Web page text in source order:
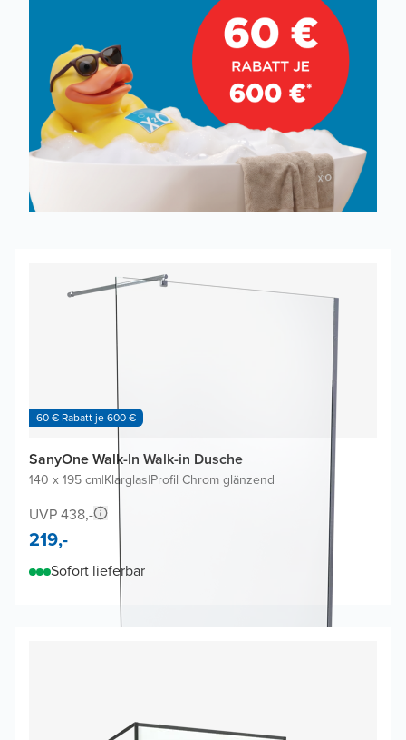
60 € Rabatt je 600 €
SanyOne Walk-In Walk-in Dusche
140 x 195 cm|Klarglas|Profil Chrom glänzend
UVP 438,-
219,-
Sofort lieferbar